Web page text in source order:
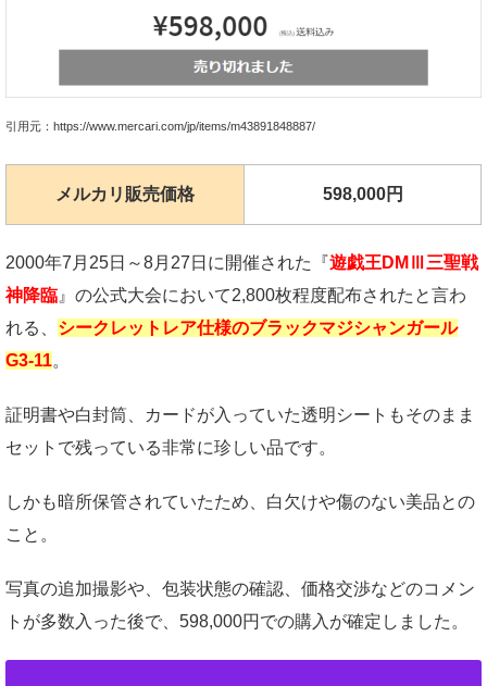
引用元：https://www.mercari.com/jp/items/m43891848887/
メルカリ販売価格 598,000円
2000年7月25日～8月27日に開催された『遊戯王DMⅢ三聖戦
神降臨 』の公式大会において2,800枚程度配布されたと言わ
れる、 シークレットレア仕様のブラックマジシャンガール
G3-11。
証明書や白封筒、カードが入っていた透明シートもそのまま
セットで残っている非常に珍しい品です。
しかも暗所保管されていたため、白欠けや傷のない美品との
こと。
写真の追加撮影や、包装状態の確認、価格交渉などのコメン
トが多数入った後で、598,000円での購入が確定しました。